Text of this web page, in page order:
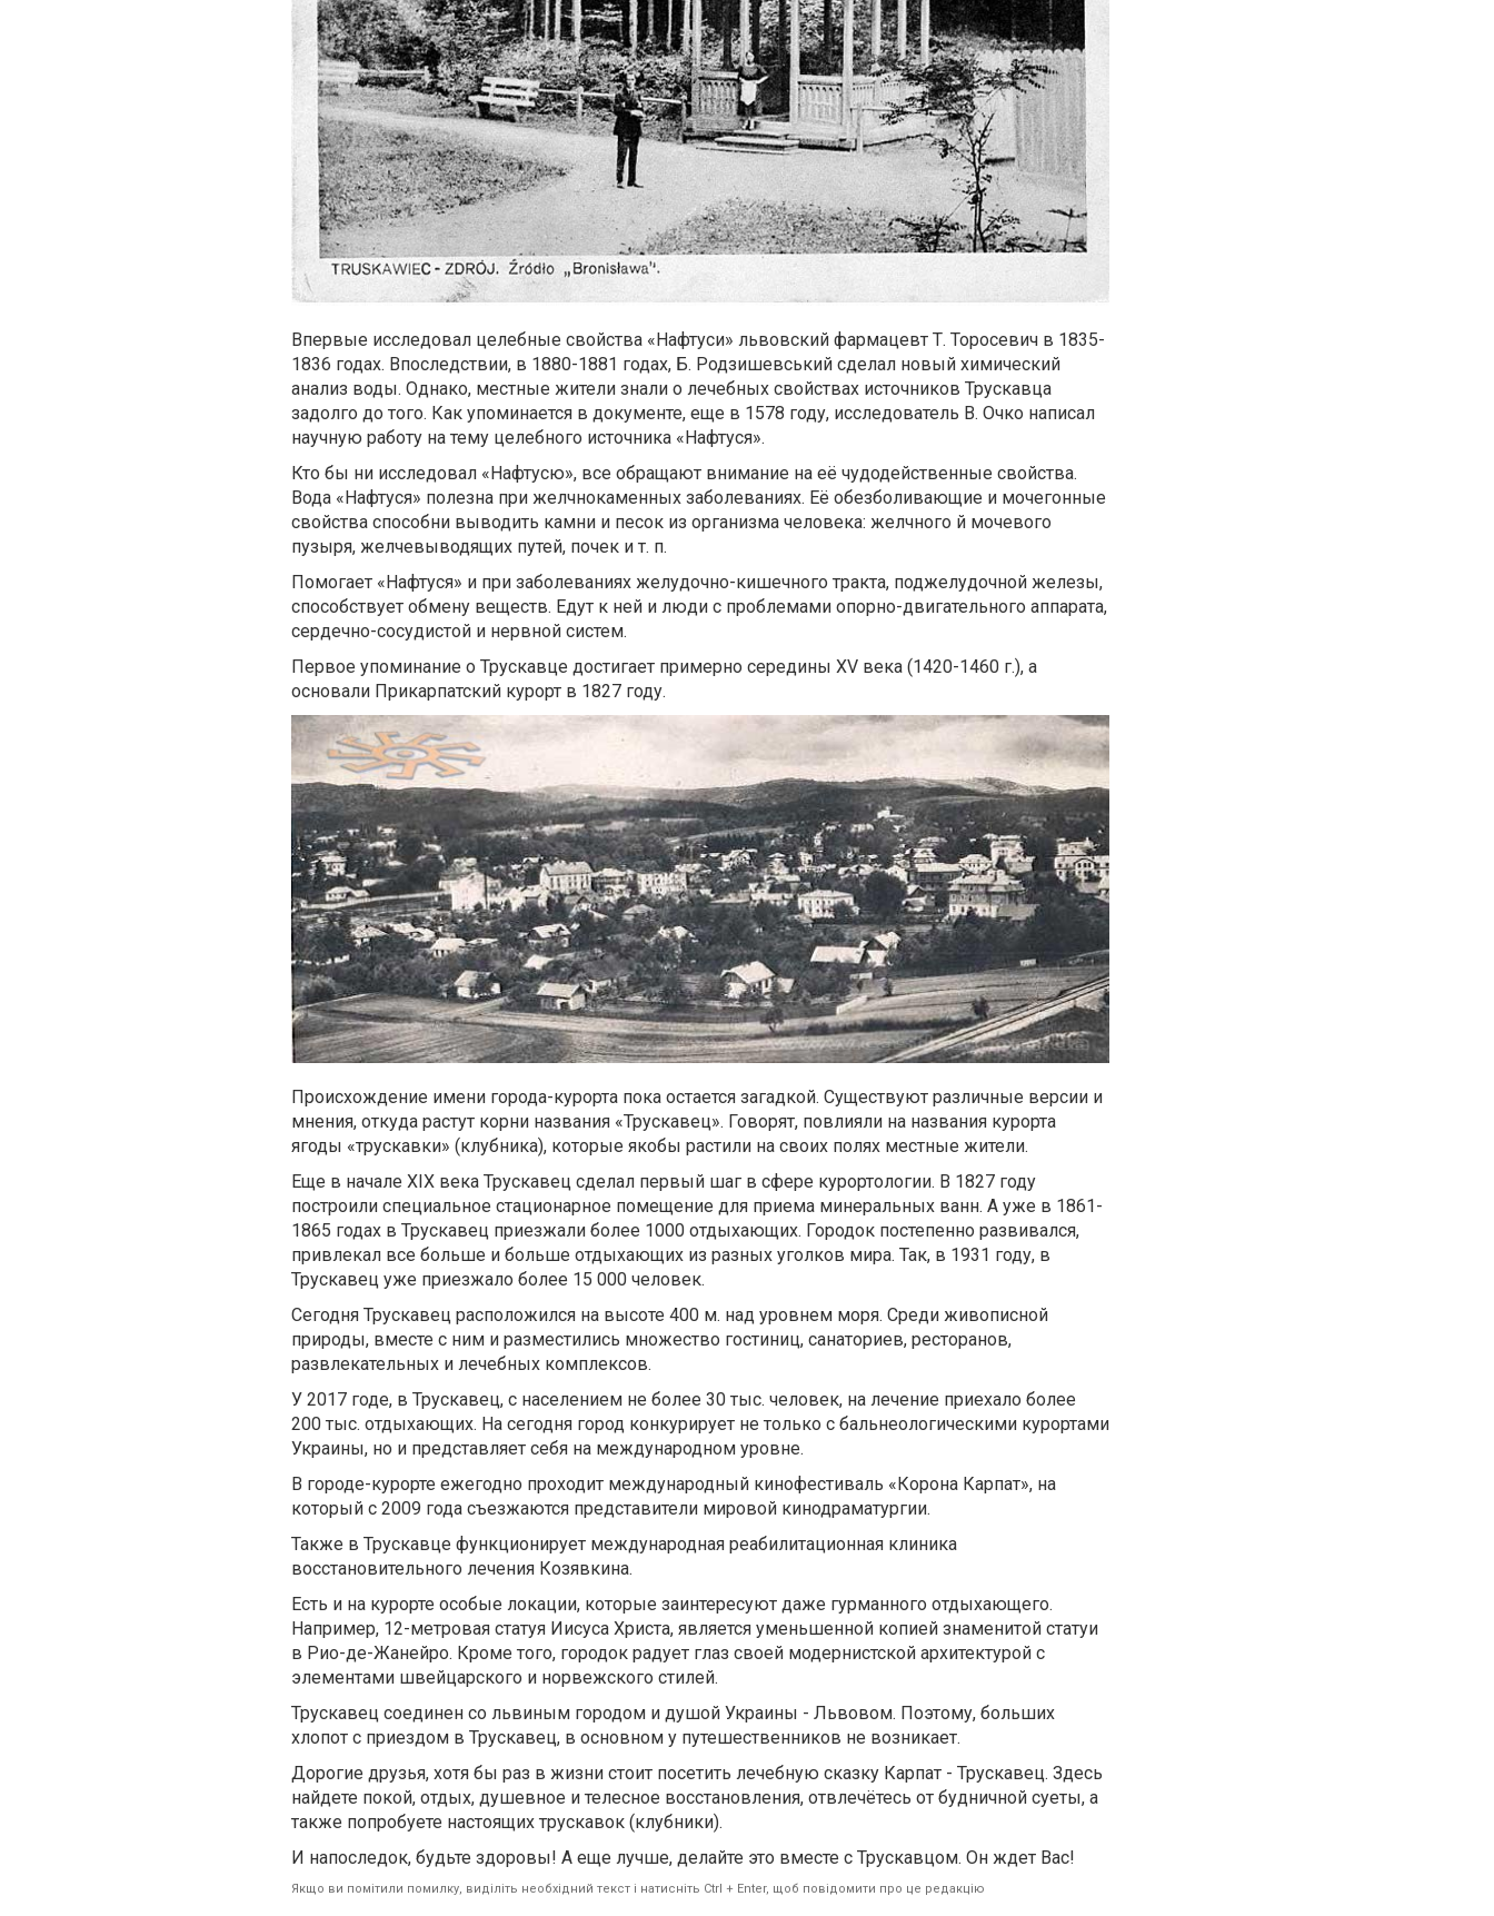
Впервые исследовал целебные свойства «Нафтуси» львовский фармацевт Т. Торосевич в 1835-
1836 годах. Впоследствии, в 1880-1881 годах, Б. Родзишевський сделал новый химический
анализ воды. Однако, местные жители знали о лечебных свойствах источников Трускавца
задолго до того. Как упоминается в документе, еще в 1578 году, исследователь В. Очко написал
научную работу на тему целебного источника «Нафтуся».
Кто бы ни исследовал «Нафтусю», все обращают внимание на её чудодейственные свойства.
Вода «Нафтуся» полезна при желчнокаменных заболеваниях. Её обезболивающие и мочегонные
свойства способни выводить камни и песок из организма человека: желчного й мочевого
пузыря, желчевыводящих путей, почек и т. п.
Помогает «Нафтуся» и при заболеваниях желудочно-кишечного тракта, поджелудочной железы,
способствует обмену веществ. Едут к ней и люди с проблемами опорно-двигательного аппарата,
сердечно-сосудистой и нервной систем.
Первое упоминание о Трускавце достигает примерно середины XV века (1420-1460 г.), а
основали Прикарпатский курорт в 1827 году.
Происхождение имени города-курорта пока остается загадкой. Существуют различные версии и
мнения, откуда растут корни названия «Трускавец». Говорят, повлияли на названия курорта
ягоды «трускавки» (клубника), которые якобы растили на своих полях местные жители.
Еще в начале XIX века Трускавец сделал первый шаг в сфере курортологии. В 1827 году
построили специальное стационарное помещение для приема минеральных ванн. А уже в 1861-
1865 годах в Трускавец приезжали более 1000 отдыхающих. Городок постепенно развивался,
привлекал все больше и больше отдыхающих из разных уголков мира. Так, в 1931 году, в
Трускавец уже приезжало более 15 000 человек.
Сегодня Трускавец расположился на высоте 400 м. над уровнем моря. Среди живописной
природы, вместе с ним и разместились множество гостиниц, санаториев, ресторанов,
развлекательных и лечебных комплексов.
У 2017 годе, в Трускавец, с населением не более 30 тыс. человек, на лечение приехало более
200 тыс. отдыхающих. На сегодня город конкурирует не только с бальнеологическими курортами
Украины, но и представляет себя на международном уровне.
В городе-курорте ежегодно проходит международный кинофестиваль «Корона Карпат», на
который с 2009 года съезжаются представители мировой кинодраматургии.
Также в Трускавце функционирует международная реабилитационная клиника
восстановительного лечения Козявкина.
Есть и на курорте особые локации, которые заинтересуют даже гурманного отдыхающего.
Например, 12-метровая статуя Иисуса Христа, является уменьшенной копией знаменитой статуи
в Рио-де-Жанейро. Кроме того, городок радует глаз своей модернистской архитектурой с
элементами швейцарского и норвежского стилей.
Трускавец соединен со львиным городом и душой Украины - Львовом. Поэтому, больших
хлопот с приездом в Трускавец, в основном у путешественников не возникает.
Дорогие друзья, хотя бы раз в жизни стоит посетить лечебную сказку Карпат - Трускавец. Здесь
найдете покой, отдых, душевное и телесное восстановления, отвлечётесь от будничной суеты, а
также попробуете настоящих трускавок (клубники).
И напоследок, будьте здоровы! А еще лучше, делайте это вместе с Трускавцом. Он ждет Вас!
Якщо ви помітили помилку, виділіть необхідний текст і натисніть Ctrl + Enter, щоб повідомити про це редакцію